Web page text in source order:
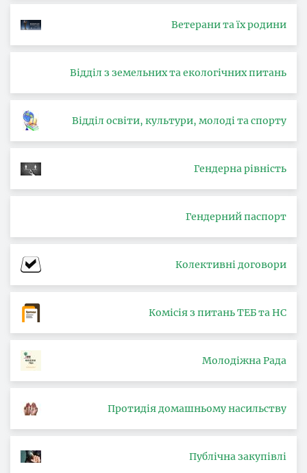
Ветерани та їх родини
Відділ з земельних та екологічних питань
Відділ освіти, культури, молоді та спорту
Гендерна рівність
Гендерний паспорт
Колективні договори
Комісія з питань ТЕБ та НС
Молодіжна Рада
Протидія домашньому насильству
Публічна закупівлі